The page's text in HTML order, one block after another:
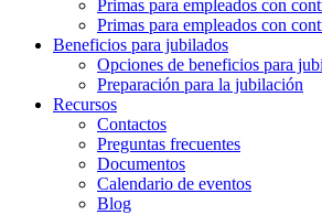
Primas para empleados con
Primas para empleados con
Beneficios para jubilados
Opciones de beneficios para
Preparación para la jubilación
Recursos
Contactos
Preguntas frecuentes
Documentos
Calendario de eventos
Blog